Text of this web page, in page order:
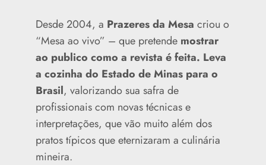
Desde 2004, a Prazeres da Mesa criou o
“Mesa ao vivo” – que pretende mostrar
ao publico como a revista é feita. Leva
a cozinha do Estado de Minas para o
Brasil, valorizando sua safra de
profissionais com novas técnicas e
interpretações, que vão muito além dos
pratos típicos que eternizaram a culinária
mineira.